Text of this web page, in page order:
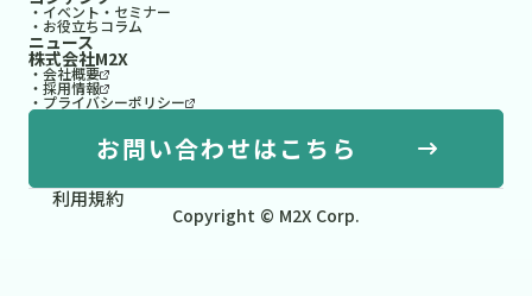
・イベント・セミナー
・お役立ちコラム
ニュース
株式会社M2X
・会社概要
・採用情報
・プライバシーポリシー
お問い合わせはこちら
利用規約
Copyright © M2X Corp.